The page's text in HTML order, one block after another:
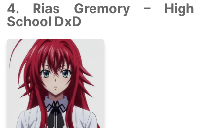
4. Rias Gremory – High
School DxD